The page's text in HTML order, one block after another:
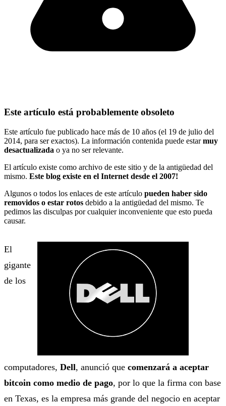
Este artículo está probablemente obsoleto
Este artículo fue publicado hace más de 10 años (el 19 de julio del
2014, para ser exactos). La información contenida puede estarmuy
desactualizada o ya no ser relevante.
El artículo existe como archivo de este sitio y de la antigüedad del
mismo. Este blog existe en el Internet desde el 2007!
Algunos o todos los enlaces de este artículo pueden haber sido
removidos o estar rotos debido a la antigüedad del mismo. Te
pedimos las disculpas por cualquier inconveniente que esto pueda
causar.
El
gigante
de los
computadores, Dell, anunció que comenzará a aceptar
bitcoin como medio de pago, por lo que la firma con base
en Texas, es la empresa más grande del negocio en aceptar